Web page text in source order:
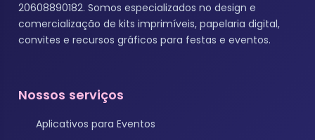
20608890182. Somos especializados no design e
comercialização de kits imprimíveis, papelaria digital,
convites e recursos gráficos para festas e eventos.
Nossos serviços
Aplicativos para Eventos